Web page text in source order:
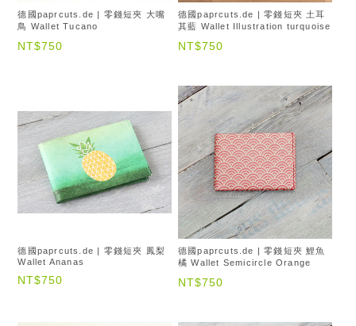
德國paprcuts.de | 零錢短夾 大嘴
鳥 Wallet Tucano
NT$750
德國paprcuts.de | 零錢短夾 土耳
其藍 Wallet Illustration turquoise
NT$750
德國paprcuts.de | 零錢短夾 鳳梨
Wallet Ananas
NT$750
德國paprcuts.de | 零錢短夾 鯉魚
橘 Wallet Semicircle Orange
NT$750